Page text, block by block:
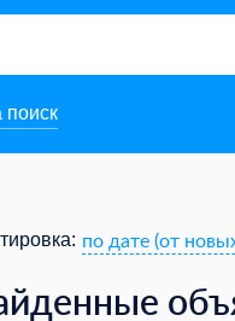
поиск
по дате (от